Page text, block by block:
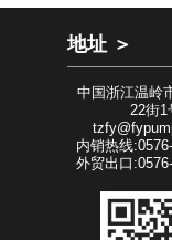
地址 ＞
中国浙江温岭
22街1
内销热线
外贸出口